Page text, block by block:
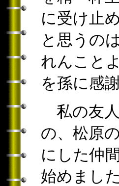
に受け止
と思うの
れんこと
を孫に感
私の友
の、松原
にした仲
始めまし